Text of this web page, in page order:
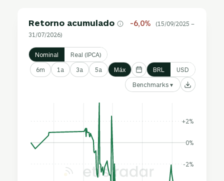
Retorno acumulado -6,0%
(15/09/2025 –
31/07/2026)
Nominal Real (IPCA)
6m 1a 3a 5a Máx BRL USD
Benchmarks ▾
-2%
0%
+2%